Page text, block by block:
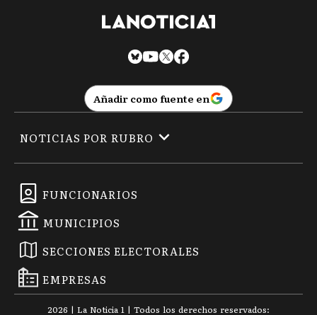
Añadir como fuente en
FUNCIONARIOS
MUNICIPIOS
SECCIONES ELECTORALES
EMPRESAS
NOTICIAS POR RUBRO
2026 | La Noticia 1 | Todos los derechos reservados: